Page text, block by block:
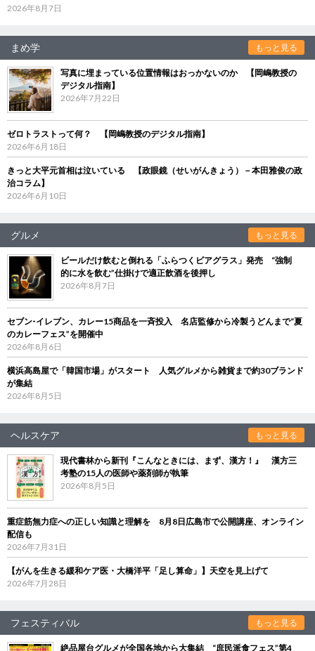
2026年8月7日
まめ学 もっと見る
写真に埋まっている位置情報はおっかないのか 【岡嶋教授の
デジタル指南】
2026年7月22日
ゼロトラストって何？ 【岡嶋教授のデジタル指南】
2026年6月18日
きっと大平元首相は泣いている 【政眼鏡（せいがんきょう）－本田雅俊の政
治コラム】
2026年6月10日
グルメ もっと見る
ビールだけ飲むと倒れる「ふらつくビアグラス」発売 “強制
的に水を飲む”仕掛けで適正飲酒を後押し
2026年8月7日
セブン‐イレブン、カレー15商品を一斉投入 名店監修から冷製うどんまで“夏
のカレーフェス”を開催中
2026年8月6日
横浜高島屋で「韓国市場」がスタート 人気グルメから雑貨まで約30ブランド
が集結
2026年8月5日
ヘルスケア もっと見る
現代書林から新刊『こんなときには、まず、漢方！』 漢方三
考塾の15人の医師や薬剤師が執筆
2026年8月5日
重症筋無力症への正しい知識と理解を 8月8日広島市で公開講座、オンライン
配信も
2026年7月31日
【がんを生きる緩和ケア医・大橋洋平「足し算命」】天空を見上げて
2026年7月28日
フェスティバル もっと見る
絶品屋台グルメが全国各地から大集結 “庶民派食フェス”第4